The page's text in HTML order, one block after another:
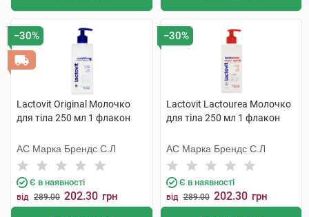
−30%
Lactovit Original Молочко
для тіла 250 мл 1 флакон
АС Марка Брендс С.Л
Є в наявності
від 289.00 202.30 грн
−30%
Lactovit Lactourea Молочко
для тіла 250 мл 1 флакон
АС Марка Брендс С.Л
Є в наявності
від 289.00 202.30 грн